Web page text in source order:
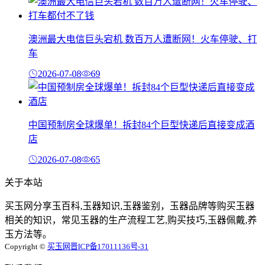
澳洲最大电信巨头宕机 数百万人遭断网！火车停驶、打
车
2026-07-08 69
中国预制房全球爆单！拆封84个巨型快递后直接变成酒
店
2026-07-08 65
关于本站
买玉网分享玉百科,玉器知识,玉器鉴别，玉器品牌等购买玉器
相关的知识，常见玉器的生产流程工艺,购买技巧,玉器佩戴,养
玉方法等。
Copyright © 买玉网晋ICP备17011136号-31